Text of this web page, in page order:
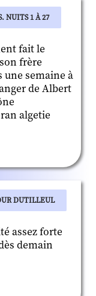
NUITS 1 À 27
fait le
frère
une semaine à
de Albert
algetie
DUTILLEUL
assez forte
demain